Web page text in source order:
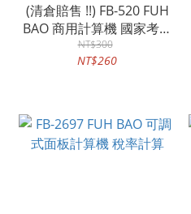
(清倉賠售 !!) FB-520 FUH
BAO 商用計算機 國家考試
指定用計算機 FB-09
NT$300
NT$260